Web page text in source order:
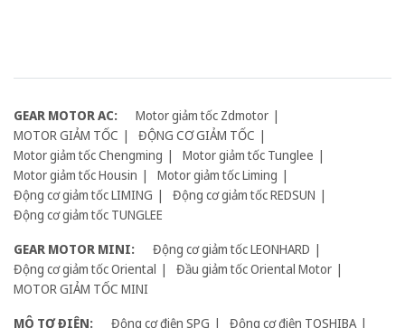
GEAR MOTOR AC:
Motor giảm tốc Zdmotor
MOTOR GIẢM TỐC
ĐỘNG CƠ GIẢM TỐC
Motor giảm tốc Chengming
Motor giảm tốc Tunglee
Motor giảm tốc Housin
Motor giảm tốc Liming
Động cơ giảm tốc LIMING
Động cơ giảm tốc REDSUN
Động cơ giảm tốc TUNGLEE
GEAR MOTOR MINI:
Động cơ giảm tốc LEONHARD
Động cơ giảm tốc Oriental
Đầu giảm tốc Oriental Motor
MOTOR GIẢM TỐC MINI
MÔ TƠ ĐIỆN:
Động cơ điện SPG
Động cơ điện TOSHIBA